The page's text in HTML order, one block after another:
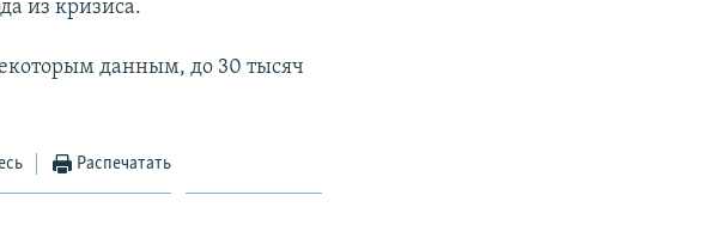
из кризиса.
данным, до 30 тысяч
Распечатать